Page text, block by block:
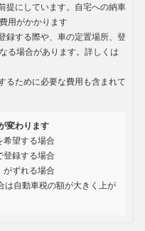
提にしています。自宅への納車
用がかかります
録する際や、車の定置場所、登
る場合があります。詳しくは
るために必要な費用も含まれて
変わります
希望する場合
登録する場合
がずれる場合
は自動車税の額が大きく上が